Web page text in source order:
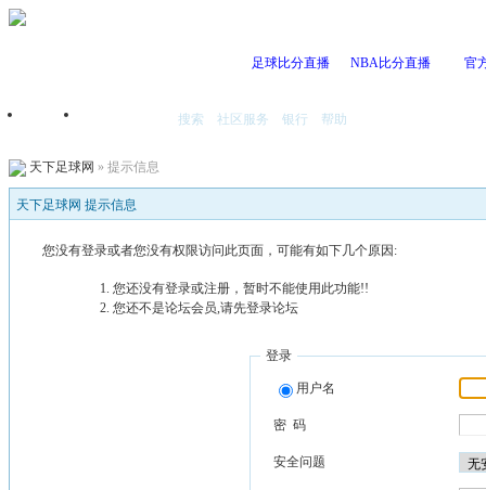
足球比分直播 NBA比分直播 官
首页 搜索 社区服务 银行 帮助
天下足球网 » 提示信息
天下足球网 提示信息
您没有登录或者您没有权限访问此页面，可能有如下几个原因:
您还没有登录或注册，暂时不能使用此功能!!
您还不是论坛会员,请先登录论坛
登录
用户名
密 码
安全问题